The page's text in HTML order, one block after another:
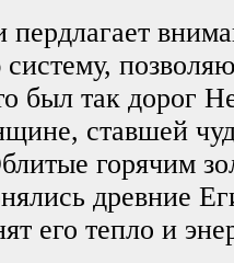
был так дорог
ставшей
горячим
древние
его тепло и